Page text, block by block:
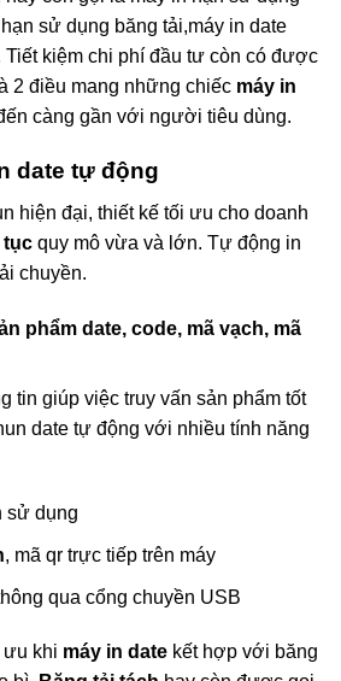
sử dụng băng tải,máy in date
kiệm chi phí đầu tư còn có được
2 điều mang những chiếc máy in
càng gần với người tiêu dùng.
date tự động
hiện đại, thiết kế tối ưu cho doanh
tục quy mô vừa và lớn. Tự động in
chuyền.
phẩm date, code, mã vạch, mã
tin giúp việc truy vấn sản phẩm tốt
date tự động với nhiều tính năng
sử dụng
, mã qr trực tiếp trên máy
qua cổng chuyền USB
khi máy in date kết hợp với băng